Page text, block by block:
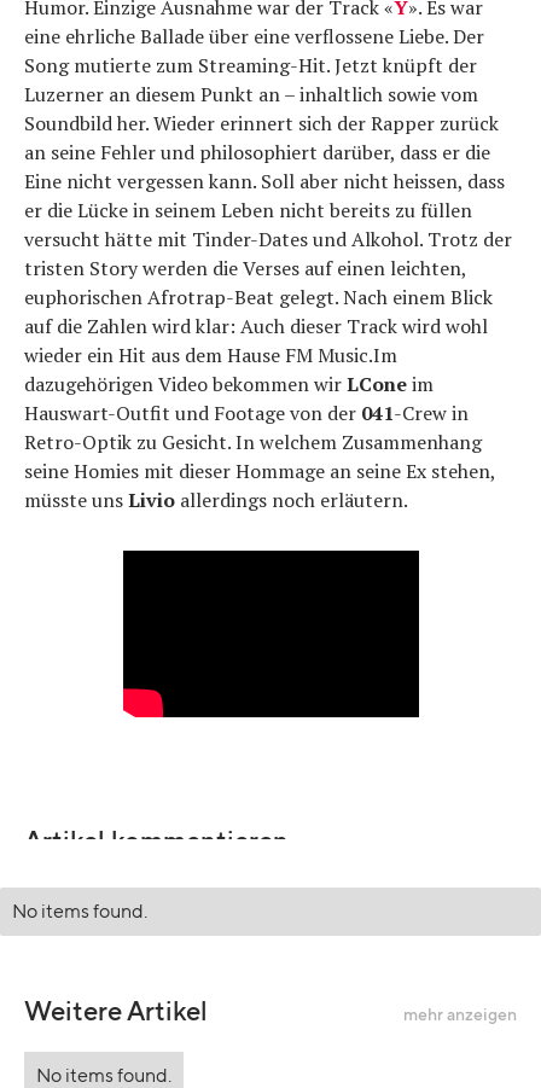
Humor. Einzige Ausnahme war der Track «Y». Es war
eine ehrliche Ballade über eine verflossene Liebe. Der
Song mutierte zum Streaming-Hit. Jetzt knüpft der
Luzerner an diesem Punkt an – inhaltlich sowie vom
Soundbild her. Wieder erinnert sich der Rapper zurück
an seine Fehler und philosophiert darüber, dass er die
Eine nicht vergessen kann. Soll aber nicht heissen, dass
er die Lücke in seinem Leben nicht bereits zu füllen
versucht hätte mit Tinder-Dates und Alkohol. Trotz der
tristen Story werden die Verses auf einen leichten,
euphorischen Afrotrap-Beat gelegt. Nach einem Blick
auf die Zahlen wird klar: Auch dieser Track wird wohl
wieder ein Hit aus dem Hause FM Music.Im
dazugehörigen Video bekommen wirLConeim
Hauswart-Outfit und Footage von der 041-Crew in
Retro-Optik zu Gesicht. In welchem Zusammenhang
seine Homies mit dieser Hommage an seine Ex stehen,
müsste unsLivio allerdings noch erläutern.
Artikel kommentieren
No items found.
Weitere Artikel mehr anzeigen
No items found.